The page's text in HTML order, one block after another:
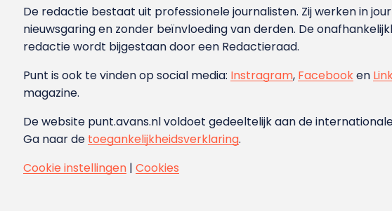
De redactie bestaat uit professionele journalisten. Zij werken in
nieuwsgaring en zonder beïnvloeding van derden. De
redactie wordt bijgestaan door een Redactieraad.
Punt is ook te vinden op social media: Instragram, Facebooken
magazine.
De website punt.avans.nl voldoet gedeeltelijk aan de
Ga naar de toegankelijkheidsverklaring.
Cookie instellingen |Cookies